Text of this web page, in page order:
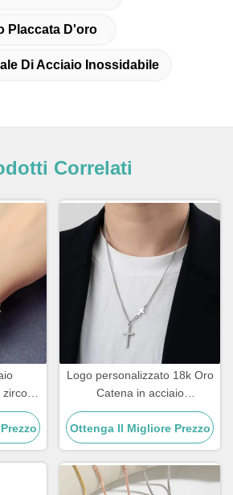
Placcata D'oro
Di Acciaio Inossidabile
Correlati
e
Logo personalizzato 18k Oro
Catena in acciaio
inossidabile Uomini Gioielli
Croce Pendenti Catene
Ottenga Il Migliore Prezzo